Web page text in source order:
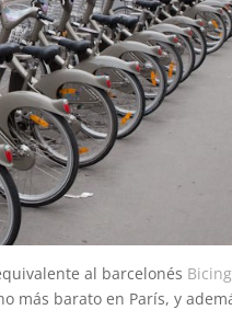
al barcelonés Bicing
más barato en París, y